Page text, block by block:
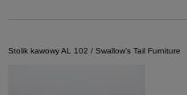
Stolik kawowy AL 102 / Swallow’s Tail Furniture